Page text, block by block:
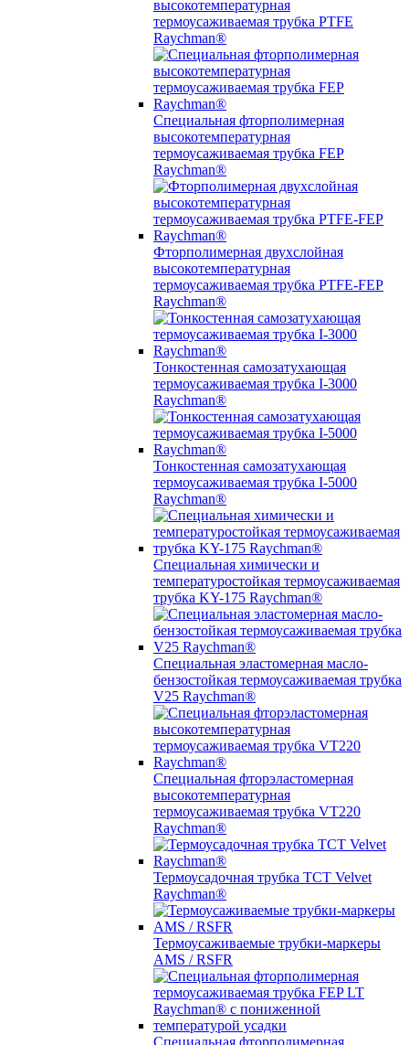
высокотемпературная
термоусаживаемая трубка PTFE
Raychman®
Специальная фторполимерная
высокотемпературная
термоусаживаемая трубка FEP
Raychman®
Фторполимерная двухслойная
высокотемпературная
термоусаживаемая трубка PTFE-FEP
Raychman®
Тонкостенная самозатухающая
термоусаживаемая трубка I-3000
Raychman®
Тонкостенная самозатухающая
термоусаживаемая трубка I-5000
Raychman®
Специальная химически и
температуростойкая термоусаживаемая
трубка KY-175 Raychman®
Специальная эластомерная масло-
бензостойкая термоусаживаемая трубка
V25 Raychman®
Специальная фторэластомерная
высокотемпературная
термоусаживаемая трубка VT220
Raychman®
Термоусадочная трубка TCT Velvet
Raychman®
Термоусаживаемые трубки-маркеры
AMS / RSFR
Специальная фторполимерная